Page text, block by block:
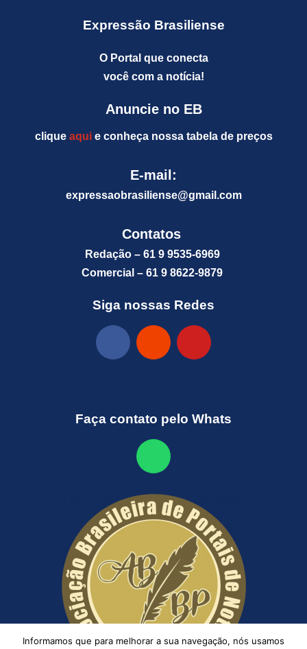
Expressão Brasiliense
O Portal que conecta
você com a notícia!
Anuncie no EB
clique aquie conheça nossa tabela de preços
E-mail:
expressaobrasiliense@gmail.com
Contatos
Redação – 61 9 9535-6969
Comercial – 61 9 8622-9879
Siga nossas Redes
Faça contato pelo Whats
Informamos que para melhorar a sua navegação, nós usamos